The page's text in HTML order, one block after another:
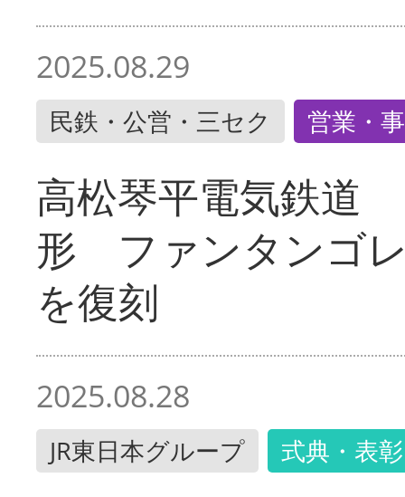
2025.08.29
民鉄・公営・三セク 営業・
高松琴平電気鉄道
形 ファンタンゴ
を復刻
2025.08.28
JR東日本グループ 式典・表彰